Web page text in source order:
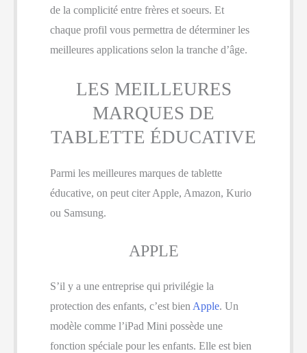
de la complicité entre frères et soeurs. Et
chaque profil vous permettra de déterminer les
meilleures applications selon la tranche d’âge.
LES MEILLEURES
MARQUES DE
TABLETTE ÉDUCATIVE
Parmi les meilleures marques de tablette
éducative, on peut citer Apple, Amazon, Kurio
ou Samsung.
APPLE
S’il y a une entreprise qui privilégie la
protection des enfants, c’est bienApple. Un
modèle comme l’iPad Mini possède une
fonction spéciale pour les enfants. Elle est bien